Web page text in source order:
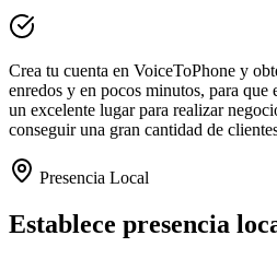
Crea tu cuenta en VoiceToPhone y
enredos y en pocos minutos, para que
un excelente lugar para realizar
conseguir una gran cantidad de
Presencia Local
Establece presencia